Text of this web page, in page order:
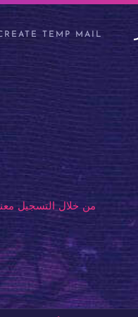
TEMP MAIL
من خلال التسجيل